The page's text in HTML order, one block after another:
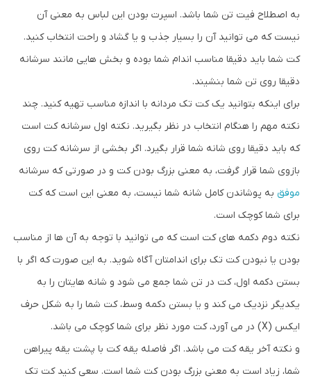
به اصطلاح فیت تن شما باشد. اسپرت بودن این لباس به معنی آن
نیست که می توانید آن را بسیار جذب و یا گشاد و راحت انتخاب کنید.
کت شما باید دقیقا مناسب اندام شما بوده و بخش هایی مانند سرشانه
دقیقا روی تن شما بنشیند.
برای اینکه بتوانید یک کت تک مردانه با اندازه مناسب تهیه کنید. چند
نکته مهم را هنگام انتخاب در نظر بگیرید. نکته اول سرشانه کت است
که باید دقیقا روی شانه شما قرار بگیرد. اگر بخشی از سرشانه کت روی
بازوی شما قرار گرفت، به معنی بزرگ بودن کت و در صورتی که سرشانه
موفق به پوشاندن کامل شانه شما نیست، به معنی این است که کت
برای شما کوچک است.
نکته دوم دکمه های کت است که می توانید با توجه به آن ها از مناسب
بودن یا نبودن کت تک برای اندامتان آگاه شوید. به این صورت که اگر با
بستن دکمه اول، کت در تن شما جمع می شود و شانه هایتان را به
یکدیگر نزدیک می کند و یا بستن دکمه وسط، کت شما را به شکل حرف
ایکس (X) در می آورد، کت مورد نظر برای شما کوچک می باشد.
و نکته آخر یقه کت می باشد. اگر فاصله یقه کت با پشت یقه پیراهن
شما، زیاد است به معنی بزرگ بودن کت شما است. سعی کنید کت تک